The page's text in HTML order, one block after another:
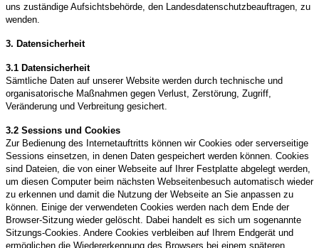
uns zuständige Aufsichtsbehörde, den Landesdatenschutzbeauftragen, zu
wenden.
3. Datensicherheit
3.1 Datensicherheit
Sämtliche Daten auf unserer Website werden durch technische und
organisatorische Maßnahmen gegen Verlust, Zerstörung, Zugriff,
Veränderung und Verbreitung gesichert.
3.2 Sessions und Cookies
Zur Bedienung des Internetauftritts können wir Cookies oder serverseitige
Sessions einsetzen, in denen Daten gespeichert werden können. Cookies
sind Dateien, die von einer Webseite auf Ihrer Festplatte abgelegt werden,
um diesen Computer beim nächsten Webseitenbesuch automatisch wieder
zu erkennen und damit die Nutzung der Webseite an Sie anpassen zu
können. Einige der verwendeten Cookies werden nach dem Ende der
Browser-Sitzung wieder gelöscht. Dabei handelt es sich um sogenannte
Sitzungs-Cookies. Andere Cookies verbleiben auf Ihrem Endgerät und
ermöglichen die Wiedererkennung des Browsers bei einem späteren